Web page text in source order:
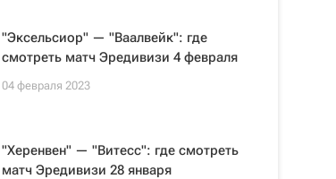
"Эксельсиор" — "Ваалвейк": где
смотреть матч Эредивизи 4 февраля
04 февраля 2023
"Херенвен" — "Витесс": где смотреть
матч Эредивизи 28 января